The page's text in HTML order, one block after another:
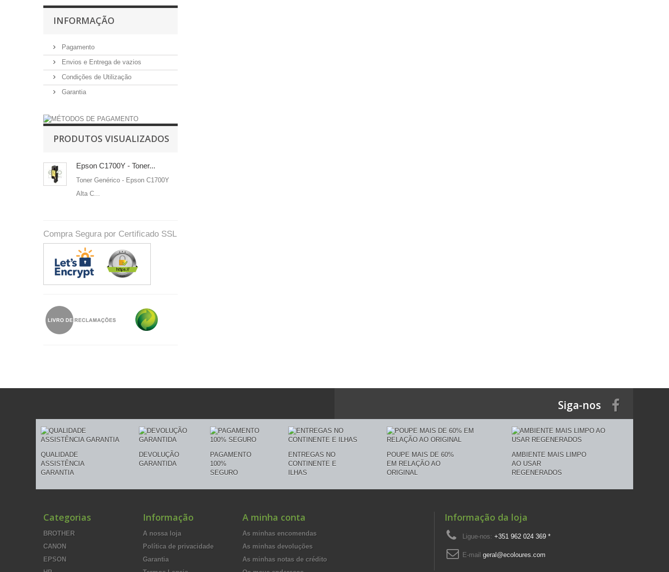
INFORMAÇÃO
Pagamento
Envios e Entrega de vazios
Condições de Utilização
Garantia
PRODUTOS VISUALIZADOS
Epson C1700Y - Toner...
Toner Genérico - Epson C1700Y
Alta C...
Compra Segura por Certificado SSL
Siga-nos
QUALIDADE
ASSISTÊNCIA
GARANTIA
DEVOLUÇÃO
GARANTIDA
PAGAMENTO
100%
SEGURO
ENTREGAS NO
CONTINENTE E
ILHAS
POUPE MAIS DE 60%
EM RELAÇÃO AO
ORIGINAL
AMBIENTE MAIS LIMPO
AO USAR
REGENERADOS
Categorias
BROTHER
CANON
EPSON
Informação
A nossa loja
Política de privacidade
Garantia
A minha conta
As minhas encomendas
As minhas devoluções
As minhas notas de crédito
Informação da loja
Ligue-nos: +351 962 024 369 *
E-mail geral@ecoloures.com